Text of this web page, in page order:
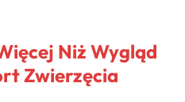
Niż Wygląd
Zwierzęcia